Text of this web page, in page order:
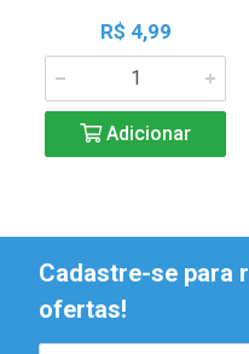
R$ 4,99
Adicionar
Cadastre-se para
ofertas!